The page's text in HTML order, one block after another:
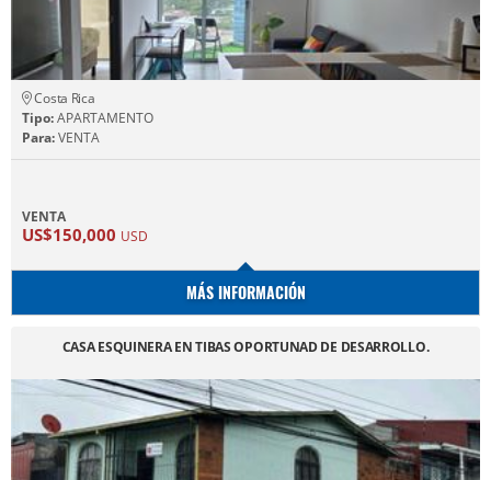
Costa Rica
Tipo:APARTAMENTO
Para:VENTA
VENTA
US$150,000 USD
MÁS INFORMACIÓN
CASA ESQUINERA EN TIBAS OPORTUNAD DE DESARROLLO.